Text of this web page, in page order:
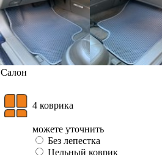
Салон
4 коврика
можете уточнить
Без лепестка
Цельный коврик